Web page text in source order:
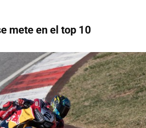
mete en el top 10